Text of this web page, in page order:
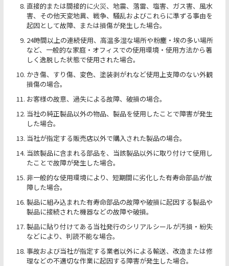
直接的または間接的に火災、地震、落雷、塩害、ガス害、風水
害、その他天変地異、戦争、騒乱およびこれらに準ずる事由を
起因として故障、または損傷が発生した場合。
24時間以上の連続使用、高温多湿な場所や粉塵・埃の多い場所
など、一般的な家庭・オフィスでの使用環境・使用方法から著
しく逸脱した状態で使用された場合。
かき傷、すり傷、変色、塗装剥がれなど使用上支障のない外観
損傷の場合。
お客様の故意、過失による故障、破損の場合。
当社の純正製品以外の物品、製品を使用したことで障害が発生
した場合。
当社が指定する販売店以外で購入された製品の場合。
当該製品に含まれる部品を、当該製品以外に取り付けて使用し
たことで故障が発生した場合。
非一般的な使用環境により、短期間に劣化した有寿命部品が故
障した場合。
製品に組み込まれた有寿命部品の故障や破損に起因する製品や
製品に接続された機器などの故障や破損。
製品に貼り付けてある当社発行のシリアルシールが汚損・紛失
などにより、判読不能な場合。
事故および当社が指定する業者以外による輸送、改造または修
理などの不適切な作業に起因する障害が発生した場合。